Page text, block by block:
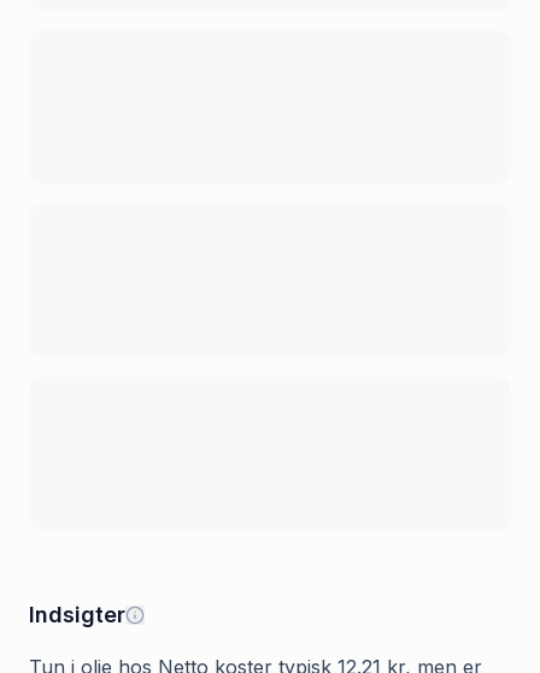
Indsigter
Tun i olie hos Netto koster typisk 12.21 kr, men er